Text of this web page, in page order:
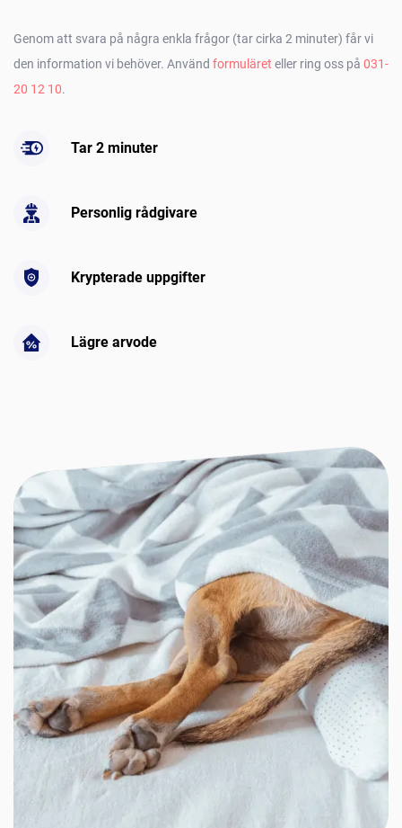
Genom att svara på några enkla frågor (tar cirka 2 minuter) får vi
den information vi behöver. Använd formuläret eller ring oss på 031-
20 12 10.
Tar 2 minuter
Personlig rådgivare
Krypterade uppgifter
Lägre arvode